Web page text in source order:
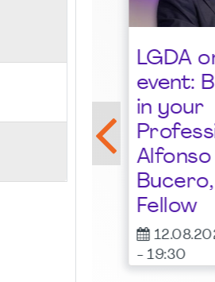
LGDA
event:
in your
Alfonso
Fellow
- 19:30